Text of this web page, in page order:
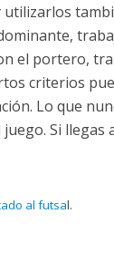
el portero,
criterios
Lo que
Si llegas
al futsal.